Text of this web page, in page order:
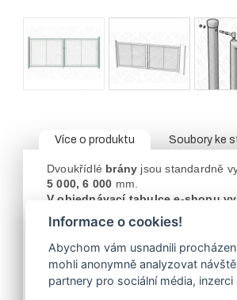
Více o produktu Soubory ke
Dvoukřídlé brány jsou standardně
5 000, 6 000 mm.
V objednávací tabulce e-shopu
Naše
vynikají pevnou
Konstrukce brány je vyrobena z
Součástíbrány jsou 2 pantové
kolík (šubr) na zajištění křídla.
Brány šíře 2000, 3000, 4000 mm
Brány šíře 6000 mm vyrábíme se
Informace o cookies!
Abychom vám usnadnili
mohli anonymně analyzovat
partnery pro sociální média, inzerci